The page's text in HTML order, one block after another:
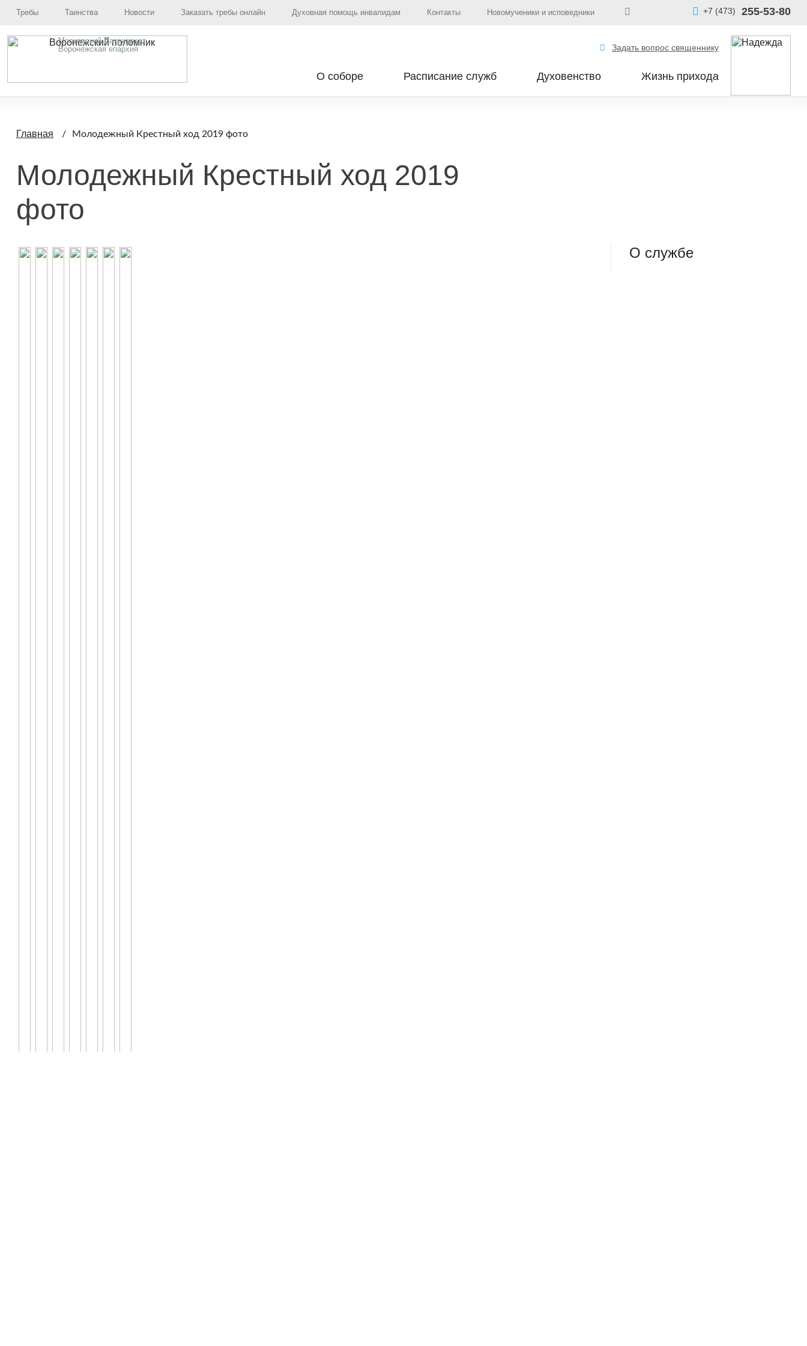
Требы Таинства Новости Заказать требы онлайн Духовная помощь инвалидам Контакты Новомученики и исповедники +7 (473) 255-53-80
Московский Патриархат,
Воронежская епархия
Задать вопрос священнику
О соборе Расписание служб Духовенство Жизнь прихода
Главная Молодежный Крестный ход 2019 фото
Молодежный Крестный ход 2019
фото
О службе